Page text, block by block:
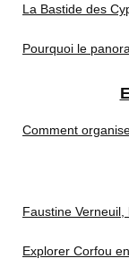
La Bastide des
Pourquoi le
Comment
Faustine Verneuil,
Explorer Corfou